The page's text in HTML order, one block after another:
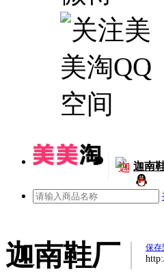
迦 迦南
迦南鞋厂 保存